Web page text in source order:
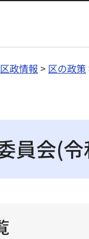
区政情報 > 区の政策
員会(